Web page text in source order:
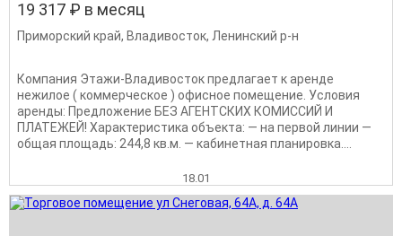
19 317 ₽ в месяц
Приморский край, Владивосток, Ленинский р-н
Компания Этажи-Владивосток предлагает к аренде
нежилое ( коммерческое ) офисное помещение. Условия
аренды: Предложение БЕЗ АГЕНТСКИХ КОМИССИЙ И
ПЛАТЕЖЕЙ! Характеристика объекта: — на первой линии —
общая площадь: 244,8 кв.м. — кабинетная планировка....
18.01